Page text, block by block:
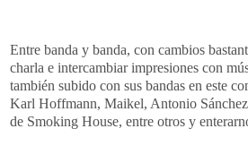
Entre banda y banda, con cambios
charla e intercambiar impresiones con
también subido con sus bandas en este
Karl Hoffmann, Maikel, Antonio
de Smoking House, entre otros y